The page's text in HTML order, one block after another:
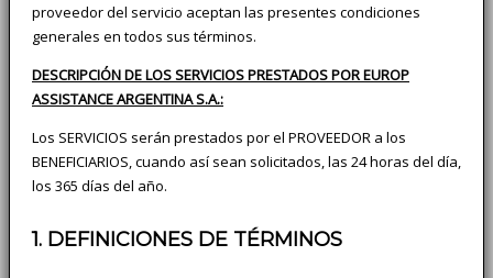
proveedor del servicio aceptan las presentes condiciones
generales en todos sus términos.
DESCRIPCIÓN DE LOS SERVICIOS PRESTADOS POR EUROP
ASSISTANCE ARGENTINA S.A.:
Los SERVICIOS serán prestados por el PROVEEDOR a los
BENEFICIARIOS, cuando así sean solicitados, las 24 horas del día,
los 365 días del año.
1. DEFINICIONES DE TÉRMINOS